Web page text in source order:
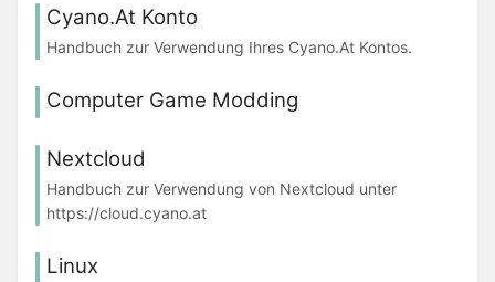
Cyano.At Konto
Handbuch zur Verwendung Ihres Cyano.At Kontos.
Computer Game Modding
Nextcloud
Handbuch zur Verwendung von Nextcloud unter
https://cloud.cyano.at
Linux